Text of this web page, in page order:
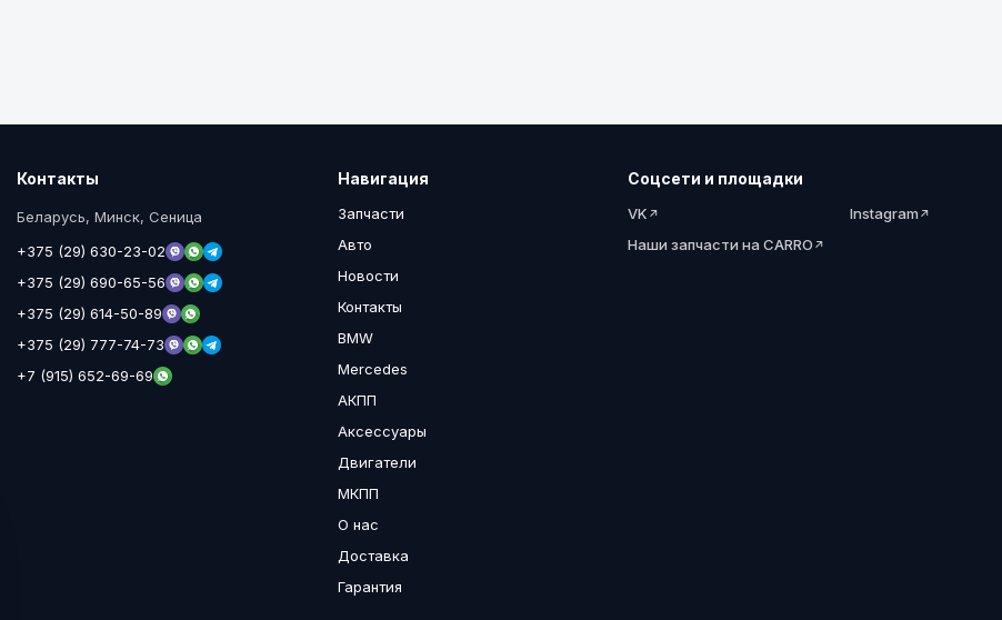
Контакты
Беларусь, Минск, Сеница
+375 (29) 630-23-02
+375 (29) 690-65-56
+375 (29) 614-50-89
+375 (29) 777-74-73
+7 (915) 652-69-69
Навигация
Запчасти
Авто
Новости
Контакты
BMW
Mercedes
АКПП
Аксессуары
Двигатели
МКПП
О нас
Доставка
Гарантия
Соцсети и площадки
VK
Instagram
Наши запчасти на CARRO